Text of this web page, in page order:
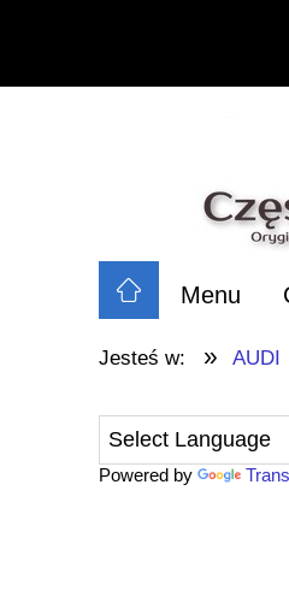
Menu
Jesteś w: » AUDI
Powered by